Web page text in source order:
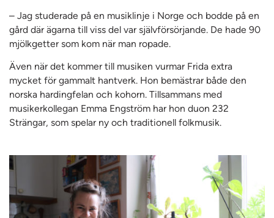
– Jag studerade på en musiklinje i Norge och bodde på en
gård där ägarna till viss del var självförsörjande. De hade 90
mjölkgetter som kom när man ropade.
Även när det kommer till musiken vurmar Frida extra
mycket för gammalt hantverk. Hon bemästrar både den
norska hardingfelan och kohorn. Tillsammans med
musikerkollegan Emma Engström har hon duon 232
Strängar, som spelar ny och traditionell folkmusik.